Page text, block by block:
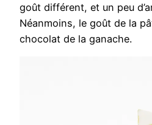
goût différent, et un peu
Néanmoins, le goût de la
chocolat de la ganache.